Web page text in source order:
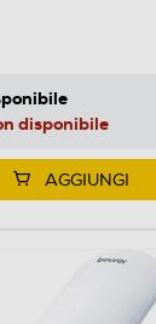
disponibile
AGGIUNGI